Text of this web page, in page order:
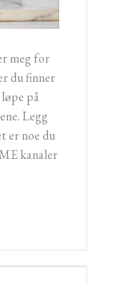
meg for
du finner
på
Legg
er noe du
kanaler